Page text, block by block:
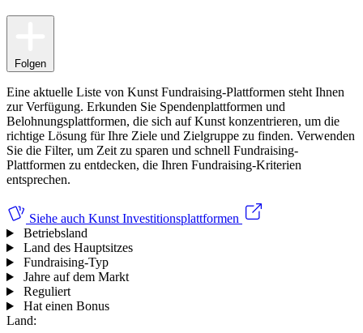
Folgen
Eine aktuelle Liste von Kunst Fundraising-Plattformen steht Ihnen
zur Verfügung. Erkunden Sie Spendenplattformen und
Belohnungsplattformen, die sich auf Kunst konzentrieren, um die
richtige Lösung für Ihre Ziele und Zielgruppe zu finden. Verwenden
Sie die Filter, um Zeit zu sparen und schnell Fundraising-
Plattformen zu entdecken, die Ihren Fundraising-Kriterien
entsprechen.
Siehe auch Kunst Investitionsplattformen
Betriebsland
Land des Hauptsitzes
Fundraising-Typ
Jahre auf dem Markt
Reguliert
Hat einen Bonus
Land: